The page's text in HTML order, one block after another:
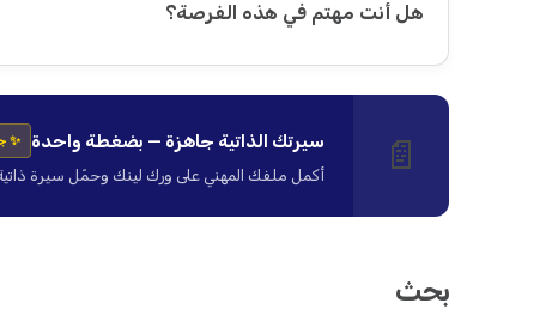
هل أنت مهتم في هذه الفرصة؟
📄 سيرتك الذاتية جاهزة — بضغطة واحدة ✨
أكمل ملفك المهني على ورك لينك وحمّل سيرة ذاتية
بحث